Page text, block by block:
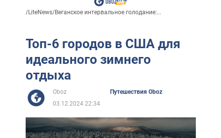
/LiteNews/Веганское интервальное голодание:...
Топ-6 городов в США для
идеального зимнего
отдыха
Oboz
Путешествия Oboz
03.12.2024 22:34